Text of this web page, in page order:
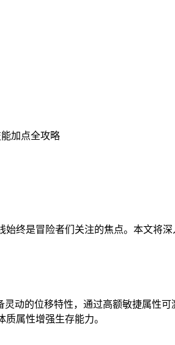
加点全攻略
终是冒险者们关注的焦点。本文将
动的位移特性，通过高额敏捷属性
属性增强生存能力。